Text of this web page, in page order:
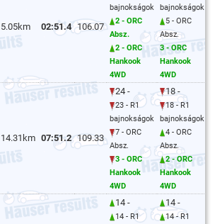
5.05km 02:51.4 106.07
bajnokságok
2 - ORC
Absz.
2 - ORC
Hankook
4WD
bajnokságok
5 - ORC
Absz.
3 - ORC
Hankook
4WD
14.31km 07:51.2 109.33
24 -
23 - R1
bajnokságok
7 - ORC
Absz.
3 - ORC
Hankook
4WD
18 -
18 - R1
bajnokságok
4 - ORC
Absz.
2 - ORC
Hankook
4WD
14 -
14 - R1
14 -
14 - R1